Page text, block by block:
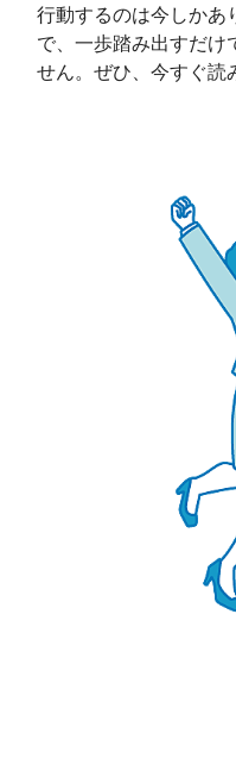
行動するのは今しかあ
で、一歩踏み出すだけ
せん。ぜひ、今すぐ読